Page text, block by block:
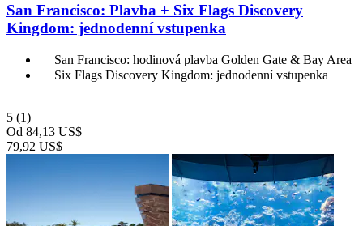
San Francisco: Plavba + Six Flags Discovery
Kingdom: jednodenní vstupenka
San Francisco: hodinová plavba Golden Gate & Bay Area
Six Flags Discovery Kingdom: jednodenní vstupenka
5 (1)
Od 84,13 US$
79,92 US$